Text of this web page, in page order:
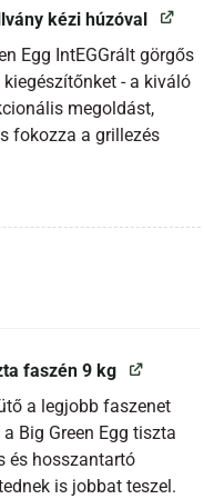
kézi húzóval
Egg IntEGGrált görgős
- a kiváló
megoldást,
fokozza a grillezés
faszén 9 kg
a legjobb faszenet
Big Green Egg tiszta
és hosszantartó
is jobbat teszel.